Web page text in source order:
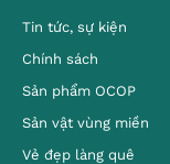
Tin tức, sự kiện
Chính sách
Sản phẩm OCOP
Sản vật vùng miền
Vẻ đẹp làng quê